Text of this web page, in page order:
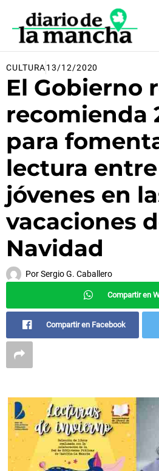
contenido
CULTURA13/12/2020
El Gobierno
recomienda
para
lectura
jóvenes en
vacaciones
Navidad
PorSergio G. Caballero
Compartir en
Compartir en Facebook